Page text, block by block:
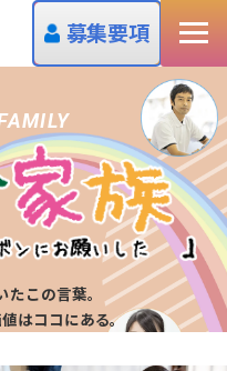
募集要項
この言葉。
はココにある。